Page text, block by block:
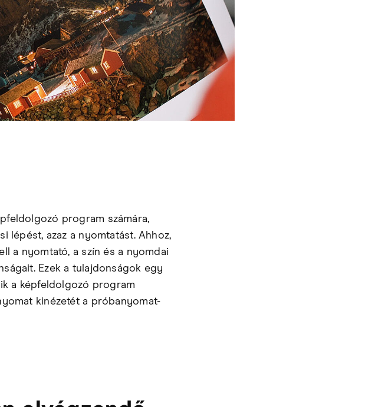
program számára,
lépést, azaz a nyomtatást. Ahhoz,
a nyomtató, a szín és a nyomdai
Ezek a tulajdonságok egy
a képfeldolgozó program
kinézetét a próbanyomat-